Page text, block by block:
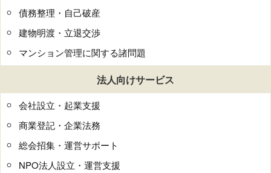
債務整理・自己破産
建物明渡・立退交渉
マンション管理に関する諸問題
法人向けサービス
会社設立・起業支援
商業登記・企業法務
総会招集・運営サポート
NPO法人設立・運営支援